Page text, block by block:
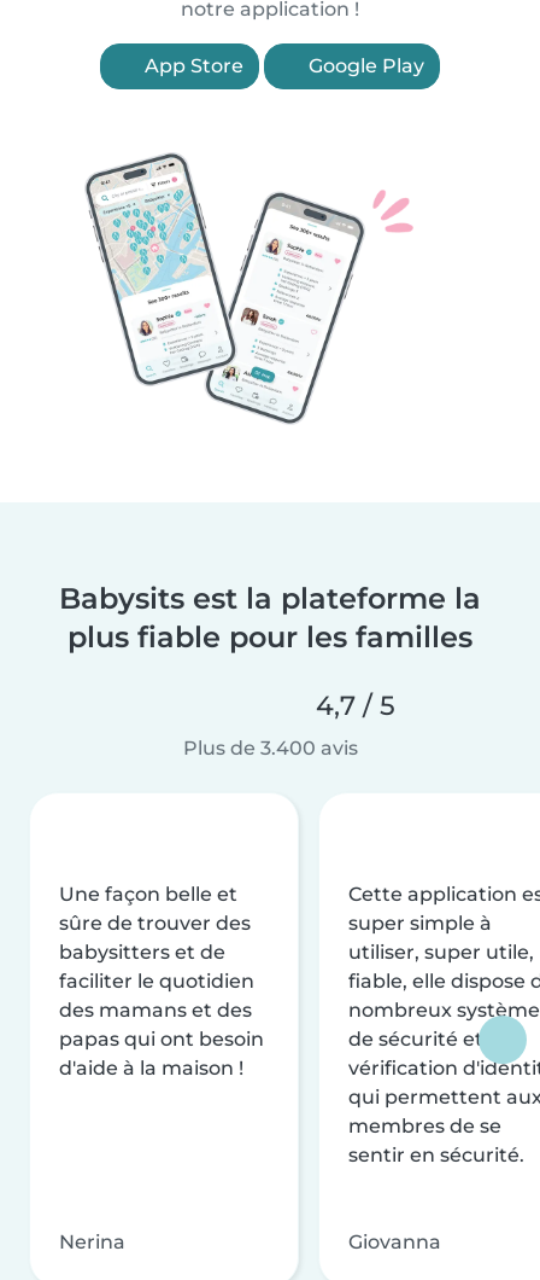
notre application !
App Store Google Play
Babysits est la plateforme la
plus fiable pour les familles
4,7 / 5
Plus de 3.400 avis
Une façon belle et
sûre de trouver des
babysitters et de
faciliter le quotidien
des mamans et des
papas qui ont besoin
d'aide à la maison !
Nerina
Cette application
super simple à
utiliser, super utile,
fiable, elle dispose
nombreux
de sécurité et de
vérification
qui permettent
membres de se
sentir en sécurité.
Giovanna